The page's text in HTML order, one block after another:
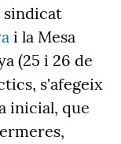
sindicat
i la Mesa
(25 i 26 de
s'afegeix
inicial, que